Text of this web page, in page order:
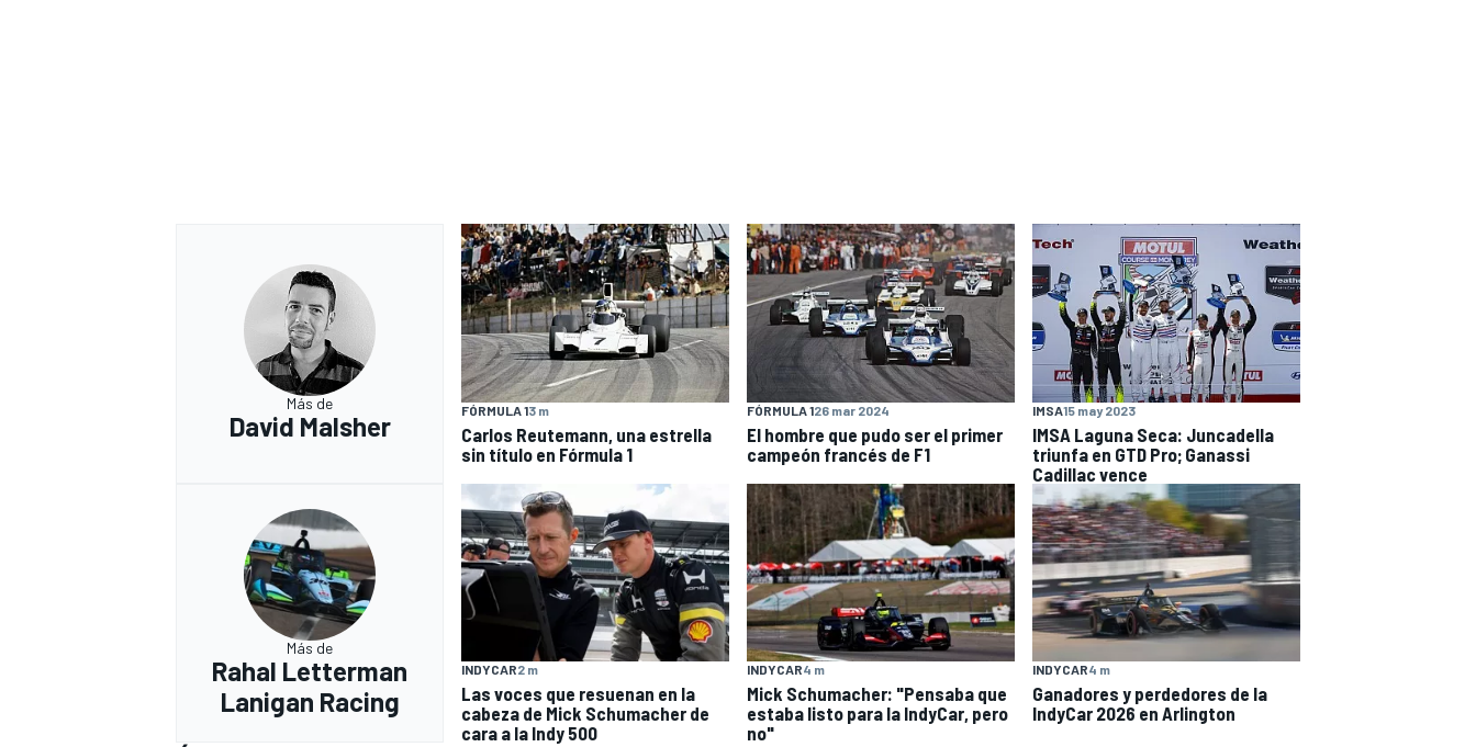
Más de
David Malsher
FÓRMULA 13 m
Carlos Reutemann, una estrella
sin título en Fórmula 1
FÓRMULA 126 mar 2024
El hombre que pudo ser el primer
campeón francés de F1
IMSA15 may 2023
IMSA Laguna Seca: Juncadella
triunfa en GTD Pro; Ganassi
Cadillac vence
Más de
Rahal Letterman
Lanigan Racing
INDYCAR2 m
Las voces que resuenan en la
cabeza de Mick Schumacher de
cara a la Indy 500
INDYCAR4 m
Mick Schumacher: "Pensaba que
estaba listo para la IndyCar, pero
no"
INDYCAR4 m
Ganadores y perdedores de la
IndyCar 2026 en Arlington